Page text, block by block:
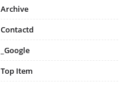
Archive
Contactd
_Google
Top Item